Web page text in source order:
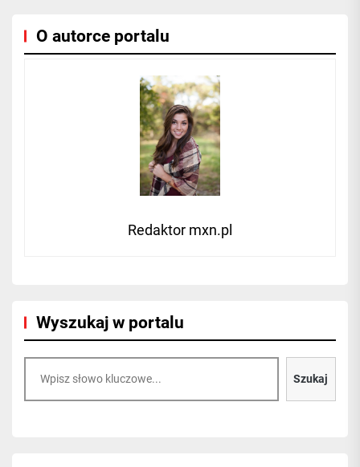
O autorce portalu
Redaktor mxn.pl
Wyszukaj w portalu
Szukaj